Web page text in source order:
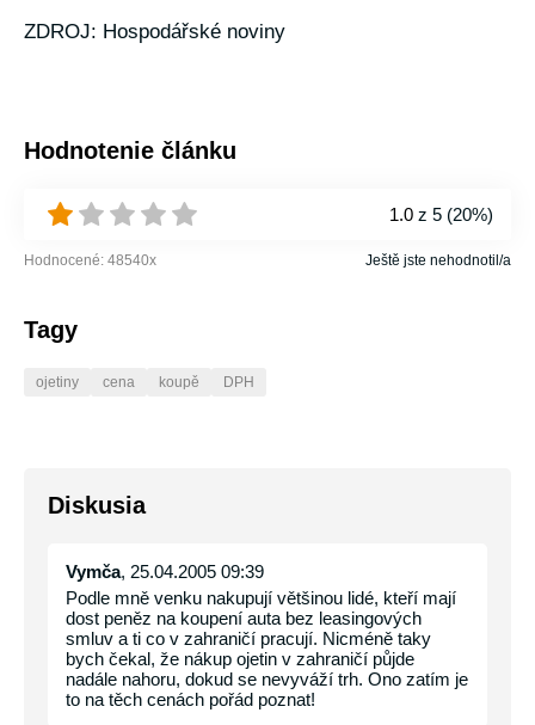
ZDROJ: Hospodářské noviny
Hodnotenie článku
1.0 z 5 (20%)
Hodnocené: 48540x Ještě jste nehodnotil/a
Tagy
ojetiny cena koupě DPH
Diskusia
Vymča, 25.04.2005 09:39
Podle mně venku nakupují většinou lidé, kteří mají
dost peněz na koupení auta bez leasingových
smluv a ti co v zahraničí pracují. Nicméně taky
bych čekal, že nákup ojetin v zahraničí půjde
nadále nahoru, dokud se nevyváží trh. Ono zatím je
to na těch cenách pořád poznat!